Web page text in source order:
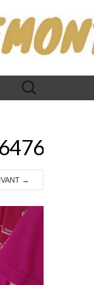
Rechercher :
→